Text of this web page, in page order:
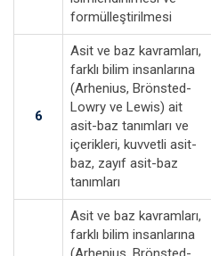
formülleştirilmesi
6
Asit ve baz kavramları,
farklı bilim insanlarına
(Arhenius, Brönsted-
Lowry ve Lewis) ait
asit-baz tanımları ve
içerikleri, kuvvetli asit-
baz, zayıf asit-baz
tanımları
Asit ve baz kavramları,
farklı bilim insanlarına